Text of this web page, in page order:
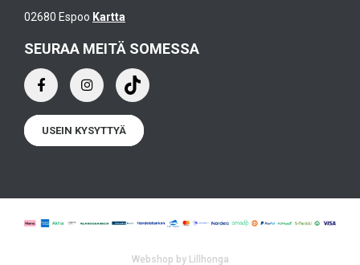
02680 Espoo Kartta
SEURAA MEITÄ SOMESSA
USEIN KYSYTTYÄ
Webshop by Lillhonga